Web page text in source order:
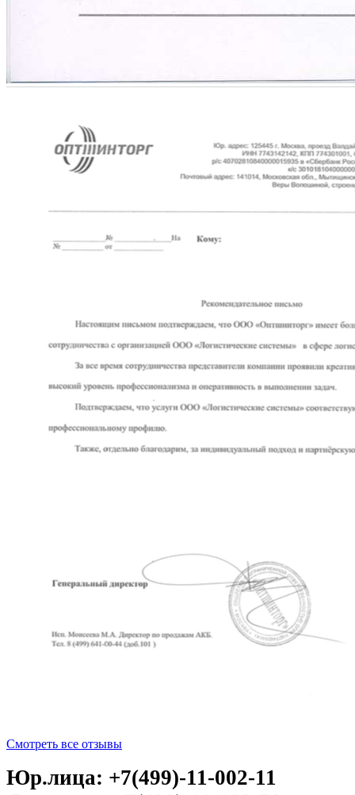
Смотреть все отзывы
Юр.лица: +7(499)-11-002-11